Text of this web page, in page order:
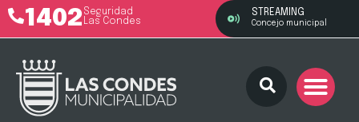
1402 Seguridad
Las Condes
STREAMING
Concejo municipal